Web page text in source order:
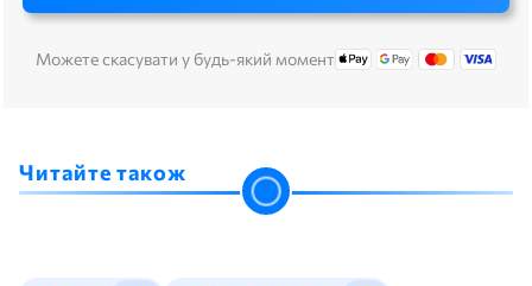
Можете скасувати у будь-який момент
Читайте також